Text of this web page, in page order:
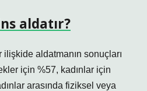
aldatır?
aldatmanın sonuçları
için %57, kadınlar için
arasında fiziksel veya